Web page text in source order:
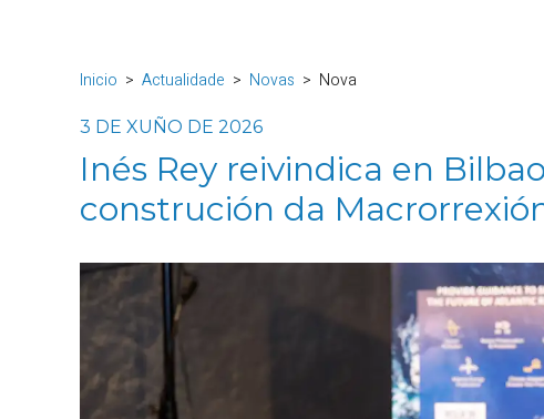
Inicio Actualidade Novas Nova
3 DE XUÑO DE 2026
Inés Rey reivindica en
construción da